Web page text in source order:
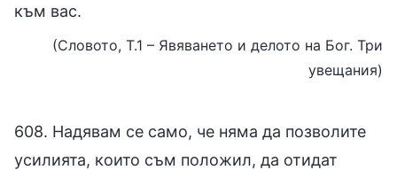
към вас.
(Словото, Т.1 – Явяването и делото на Бог. Три
увещания)
608. Надявам се само, че няма да позволите
усилията, които съм положил, да отидат